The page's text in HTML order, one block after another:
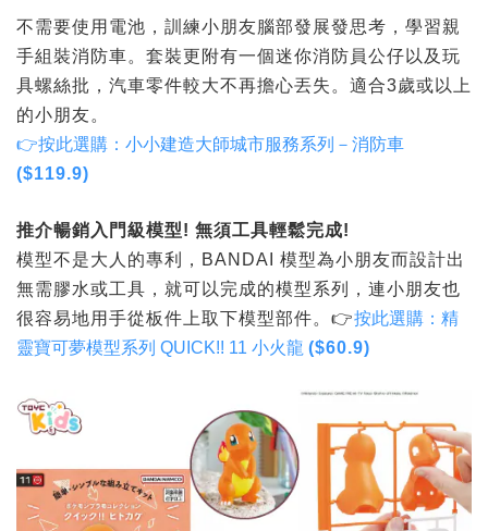
不需要使用電池，訓練小朋友腦部發展發思考，學習親
手組裝消防車。套裝更附有一個迷你消防員公仔以及玩
具螺絲批，汽車零件較大不再擔心丟失。適合3歲或以上
的小朋友。
👉按此選購：小小建造大師城市服務系列－消防車
($119.9)
推介暢銷入門級模型! 無須工具輕鬆完成!
模型不是大人的專利，BANDAI 模型為小朋友而設計出
無需膠水或工具，就可以完成的模型系列，連小朋友也
很容易地用手從板件上取下模型部件。👉按此選購：精
靈寶可夢模型系列 QUICK!! 11 小火龍 ($60.9)